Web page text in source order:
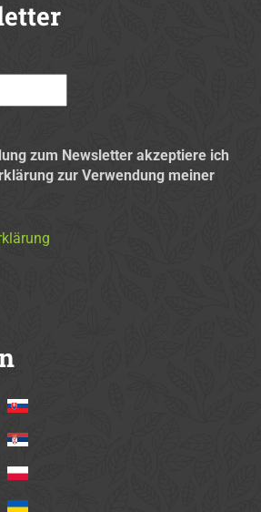
zum Newsletter akzeptiere ich
zur Verwendung meiner